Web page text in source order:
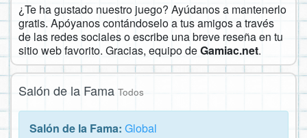
¿Te ha gustado nuestro juego? Ayúdanos a mantenerlo
gratis. Apóyanos contándoselo a tus amigos a través
de las redes sociales o escribe una breve reseña en tu
sitio web favorito. Gracias, equipo deGamiac.net.
Salón de la Fama Todos
Salón de la Fama: Global